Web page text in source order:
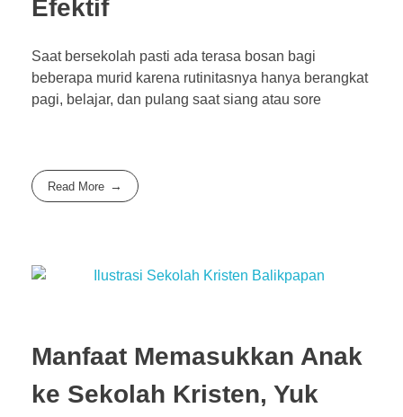
Efektif
Saat bersekolah pasti ada terasa bosan bagi
beberapa murid karena rutinitasnya hanya berangkat
pagi, belajar, dan pulang saat siang atau sore
Read More
Manfaat Memasukkan Anak
ke Sekolah Kristen, Yuk